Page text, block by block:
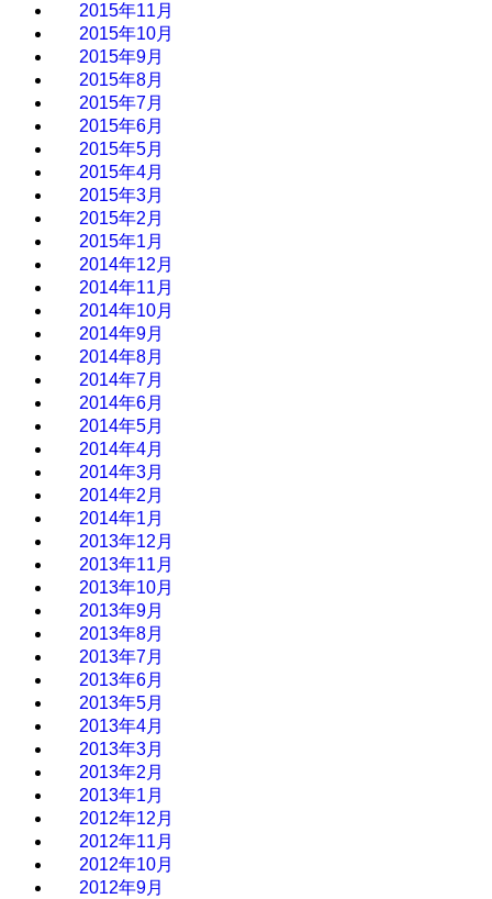
2015年11月
2015年10月
2015年9月
2015年8月
2015年7月
2015年6月
2015年5月
2015年4月
2015年3月
2015年2月
2015年1月
2014年12月
2014年11月
2014年10月
2014年9月
2014年8月
2014年7月
2014年6月
2014年5月
2014年4月
2014年3月
2014年2月
2014年1月
2013年12月
2013年11月
2013年10月
2013年9月
2013年8月
2013年7月
2013年6月
2013年5月
2013年4月
2013年3月
2013年2月
2013年1月
2012年12月
2012年11月
2012年10月
2012年9月